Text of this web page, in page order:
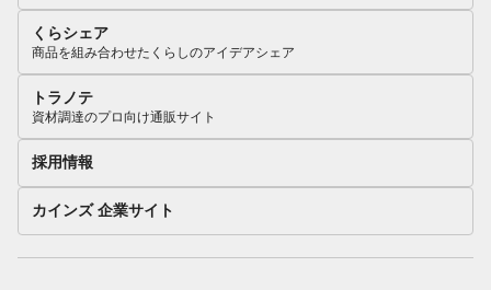
くらシェア
商品を組み合わせたくらしのアイデアシェア
トラノテ
資材調達のプロ向け通販サイト
採用情報
カインズ 企業サイト